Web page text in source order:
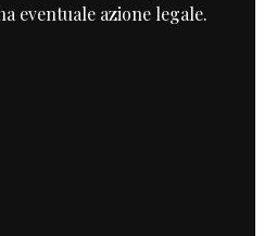
eventuale azione legale.